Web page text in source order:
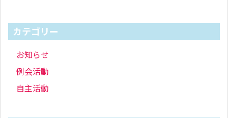
カテゴリー
お知らせ
例会活動
自主活動